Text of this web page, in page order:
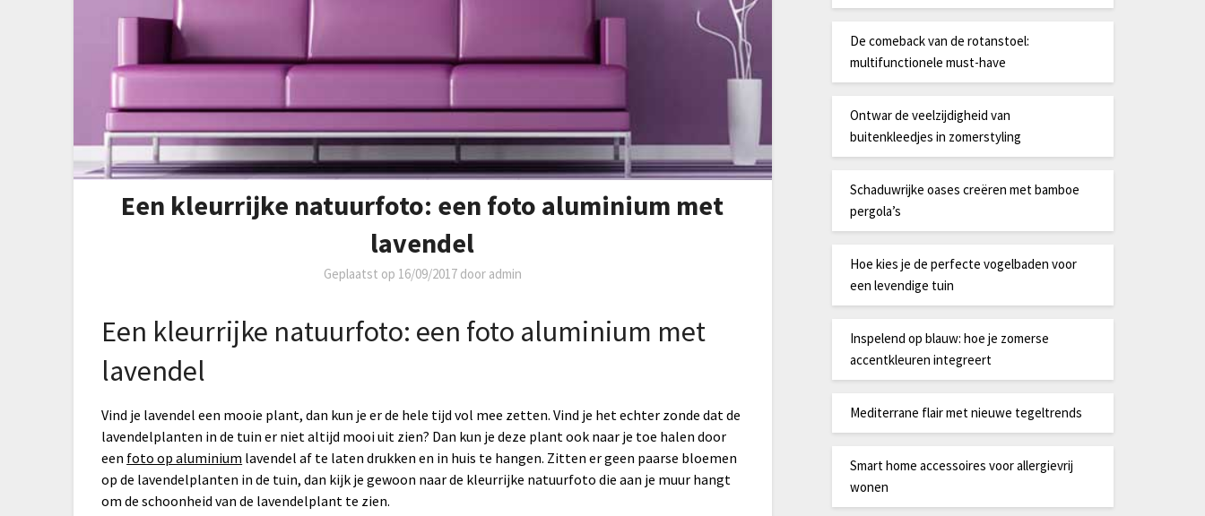
Een kleurrijke natuurfoto: een foto aluminium met
lavendel
Geplaatst op 16/09/2017door admin
Een kleurrijke natuurfoto: een foto aluminium met
lavendel
Vind je lavendel een mooie plant, dan kun je er de hele tijd vol mee zetten. Vind je het echter zonde dat de
lavendelplanten in de tuin er niet altijd mooi uit zien? Dan kun je deze plant ook naar je toe halen door
een foto op aluminium lavendel af te laten drukken en in huis te hangen. Zitten er geen paarse bloemen
op de lavendelplanten in de tuin, dan kijk je gewoon naar de kleurrijke natuurfoto die aan je muur hangt
om de schoonheid van de lavendelplant te zien.
De comeback van de rotanstoel:
multifunctionele must-have
Ontwar de veelzijdigheid van
buitenkleedjes in zomerstyling
Schaduwrijke oases creëren met bamboe
pergola’s
Hoe kies je de perfecte vogelbaden voor
een levendige tuin
Inspelend op blauw: hoe je zomerse
accentkleuren integreert
Mediterrane flair met nieuwe tegeltrends
Smart home accessoires voor allergievrij
wonen